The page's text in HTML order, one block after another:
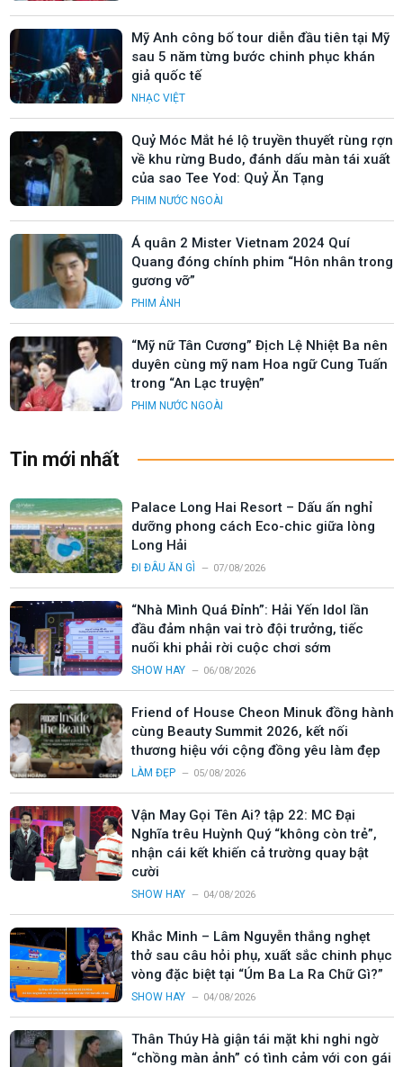
Mỹ Anh công bố tour diễn đầu tiên tại Mỹ
sau 5 năm từng bước chinh phục khán
giả quốc tế
NHẠC VIỆT
Quỷ Móc Mắt hé lộ truyền thuyết rùng rợn
về khu rừng Budo, đánh dấu màn tái xuất
của sao Tee Yod: Quỷ Ăn Tạng
PHIM NƯỚC NGOÀI
Á quân 2 Mister Vietnam 2024 Quí
Quang đóng chính phim “Hôn nhân trong
gương vỡ”
PHIM ẢNH
“Mỹ nữ Tân Cương” Địch Lệ Nhiệt Ba nên
duyên cùng mỹ nam Hoa ngữ Cung Tuấn
trong “An Lạc truyện”
PHIM NƯỚC NGOÀI
Tin mới nhất
Palace Long Hai Resort – Dấu ấn nghỉ
dưỡng phong cách Eco-chic giữa lòng
Long Hải
ĐI ĐÂU ĂN GÌ 07/08/2026
“Nhà Mình Quá Đỉnh”: Hải Yến Idol lần
đầu đảm nhận vai trò đội trưởng, tiếc
nuối khi phải rời cuộc chơi sớm
SHOW HAY 06/08/2026
Friend of House Cheon Minuk đồng hành
cùng Beauty Summit 2026, kết nối
thương hiệu với cộng đồng yêu làm đẹp
LÀM ĐẸP 05/08/2026
Vận May Gọi Tên Ai? tập 22: MC Đại
Nghĩa trêu Huỳnh Quý “không còn trẻ”,
nhận cái kết khiến cả trường quay bật
cười
SHOW HAY 04/08/2026
Khắc Minh – Lâm Nguyễn thắng nghẹt
thở sau câu hỏi phụ, xuất sắc chinh phục
vòng đặc biệt tại “Úm Ba La Ra Chữ Gì?”
SHOW HAY 04/08/2026
Thân Thúy Hà giận tái mặt khi nghi ngờ
“chồng màn ảnh” có tình cảm với con gái